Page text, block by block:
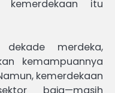
kemerdekaan itu
merdeka,
kemampuannya
kemerdekaan